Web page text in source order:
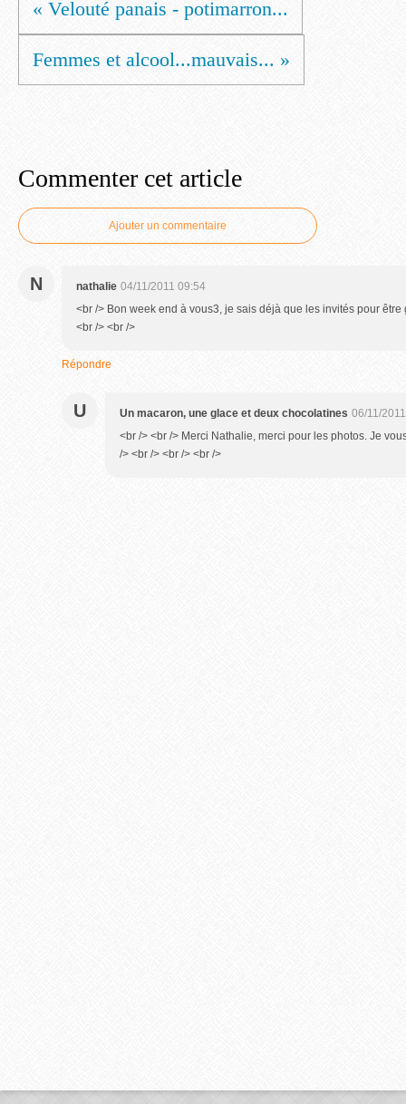
« Velouté panais - potimarron...
Femmes et alcool...mauvais... »
Commenter cet article
Ajouter un commentaire
N nathalie 04/11/2011 09:54
<br /> Bon week end à vous3, je sais déjà que les invités pour
<br /> <br />
Répondre
U Un macaron, une glace et deux chocolatines 06/11/
<br /> <br /> Merci Nathalie, merci pour les photos. Je
/> <br /> <br /> <br />